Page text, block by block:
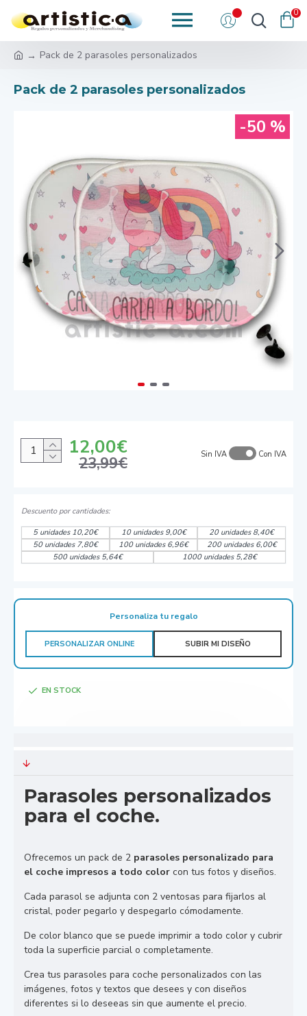
0
Pack de 2 parasoles personalizados
Pack de 2 parasoles personalizados
-50 %
12,00€
23,99€ Sin IVA Con IVA
5 unidades 10,20€ 10 unidades 9,00€
20 unidades 8,40€
50 unidades 7,80€
100 unidades 6,96€
200 unidades 6,00€
500 unidades 5,64€
1000 unidades 5,28€
EN STOCK
Personaliza tu regalo
PERSONALIZAR ONLINE SUBIR MI DISEÑO
Parasoles personalizados
para el coche.
Ofrecemos un pack de 2 parasoles personalizado para
el coche impresos a todo color con tus fotos y diseños.
Cada parasol se adjunta con 2 ventosas para fijarlos al
cristal, poder pegarlo y despegarlo cómodamente.
De color blanco que se puede imprimir a todo color y cubrir
toda la superficie parcial o completamente.
Crea tus parasoles para coche personalizados con las
imágenes, fotos y textos que desees y con diseños
diferentes si lo deseeas sin que aumente el precio.